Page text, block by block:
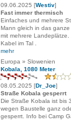
09.06.2025 [Westiv]
Fast immer thermisch
Einfaches und mehrere
Mann gleich in das ganze
mit mehrere Landeplätze.
Kabel im Tal .
mehr
Europa » Slowenien
Kobala, 1080 Meter
08.05.2025 [Dr_Joe]
Straße Kobala gesperrt
Die Straße Kobala ist bis
wegen Baustelle ganz
gesperrt. Info bei Camp